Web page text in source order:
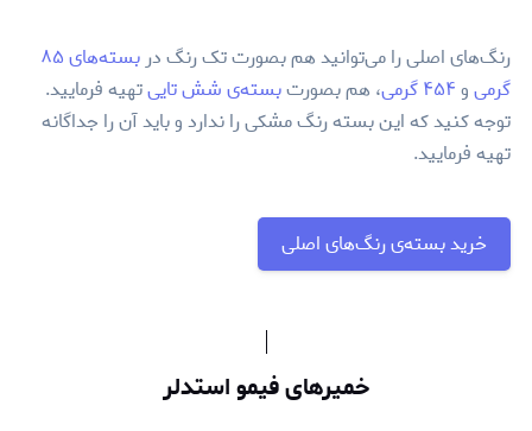
رنگ‌های اصلی را می‌توانید هم بصورت تک رنگ در
بسته‌های ۸۵
گرمیو۴۵۴ گرمی ، هم بصورتبسته‌ی شش تاییتهیه فرمایید.
توجه کنید که این بسته رنگ مشکی را ندارد و باید آن را جداگانه
تهیه فرمایید.
خرید بسته‌ی رنگ‌های اصلی
خمیرهای فیمو استدلر